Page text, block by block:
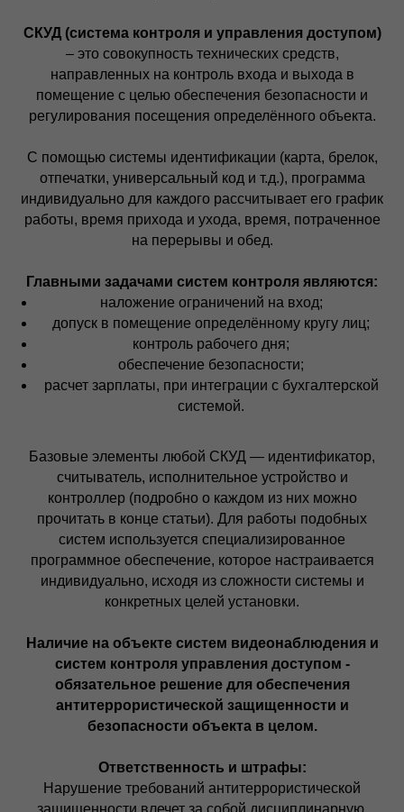
СКУД (система контроля и управления доступом)
– это совокупность технических средств,
направленных на контроль входа и выхода в
помещение с целью обеспечения безопасности и
регулирования посещения определённого объекта.
С помощью системы идентификации (карта, брелок,
отпечатки, универсальный код и т.д.), программа
индивидуально для каждого рассчитывает его график
работы, время прихода и ухода, время, потраченное
на перерывы и обед.
Главными задачами систем контроля являются:
наложение ограничений на вход;
допуск в помещение определённому кругу лиц;
контроль рабочего дня;
обеспечение безопасности;
расчет зарплаты, при интеграции с бухгалтерской
системой.
Базовые элементы любой СКУД — идентификатор,
считыватель, исполнительное устройство и
контроллер (подробно о каждом из них можно
прочитать в конце статьи). Для работы подобных
систем используется специализированное
программное обеспечение, которое настраивается
индивидуально, исходя из сложности системы и
конкретных целей установки.
Наличие на объекте систем видеонаблюдения и
систем контроля управления доступом -
обязательное решение для обеспечения
антитеррористической защищенности и
безопасности объекта в целом.
Ответственность и штрафы:
Нарушение требований антитеррористической
защищенности влечет за собой дисциплинарную,